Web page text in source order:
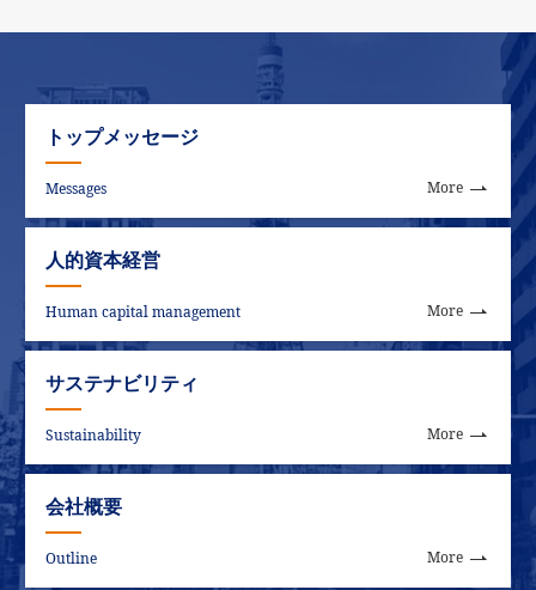
品質へのこだわり
取り扱い商品
ご契約までの流れ
導入事例
よくあるご質問
トップメッセージ
Messages More
人的資本経営
Human capital management More
サステナビリティ
Sustainability More
会社概要
Outline More